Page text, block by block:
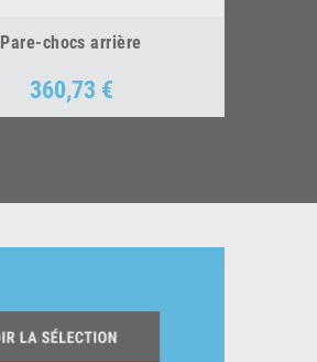
Pare-chocs arrière
Prix
360,73 €